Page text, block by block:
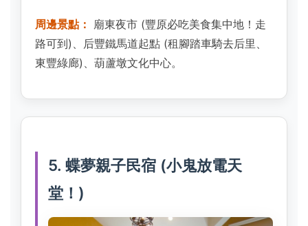
周邊景點：
廟東夜市 (豐原必吃美食集中地！走
路可到)、后豐鐵馬道起點 (租腳踏車騎去后里、
東豐綠廊)、葫蘆墩文化中心。
5. 蝶夢親子民宿 (小鬼放電天
堂！)